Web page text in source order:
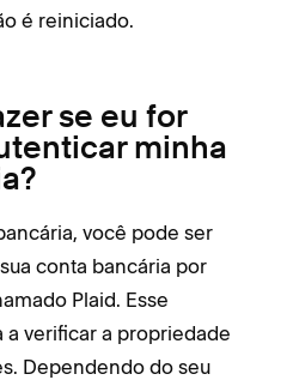
é reiniciado.
se eu for
minha
você pode ser
conta bancária por
Plaid. Esse
a verificar a propriedade
Dependendo do seu